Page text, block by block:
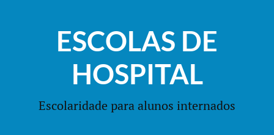
ESCOLAS DE
HOSPITAL
Escolaridade para alunos internados